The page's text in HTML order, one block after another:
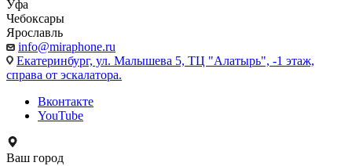
Уфа
Чебоксары
Ярославль
info@miraphone.ru
Екатеринбург, ул. Малышева 5, ТЦ "Алатырь", -1 этаж,
справа от эскалатора.
Вконтакте
YouTube
Ваш город